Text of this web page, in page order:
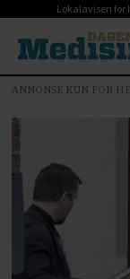
Lokalavisen for
ANNONSE KUN FOR